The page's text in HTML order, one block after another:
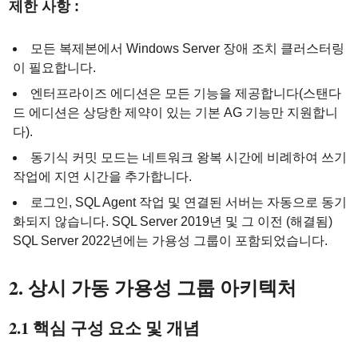
제한 사항 :
모든 복제본에서 Windows Server 장애 조치 클러스터링
이 필요합니다.
엔터프라이즈 에디션은 모든 기능을 제공합니다(스탠다
드 에디션은 상당한 제약이 있는 기본 AG 기능만 지원합니
다).
동기식 커밋 모드는 네트워크 왕복 시간에 비례하여 쓰기
작업에 지연 시간을 추가합니다.
로그인, SQL Agent 작업 및 연결된 서버는 자동으로 동기
화되지 않습니다. SQL Server 2019년 및 그 이전 (해결됨)
SQL Server 2022년에는 가용성 그룹이 포함되었습니다.
2. 상시 가동 가용성 그룹 아키텍처
2.1 핵심 구성 요소 및 개념